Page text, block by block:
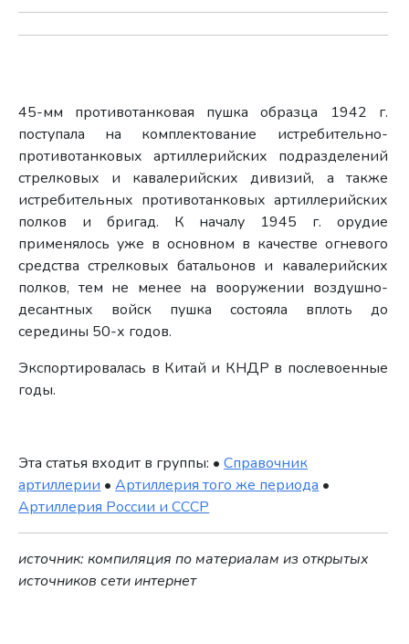
45-мм противотанковая пушка образца 1942 г.
поступала на комплектование истребительно-
противотанковых артиллерийских подразделений
стрелковых и кавалерийских дивизий, а также
истребительных противотанковых артиллерийских
полков и бригад. К началу 1945 г. орудие
применялось уже в основном в качестве огневого
средства стрелковых батальонов и кавалерийских
полков, тем не менее на вооружении воздушно-
десантных войск пушка состояла вплоть до
середины 50-х годов.
Экспортировалась в Китай и КНДР в послевоенные
годы.
Эта статья входит в группы: •Справочник
артиллерии •Артиллерия того же периода •
Артиллерия России и СССР
источник: компиляция по материалам из открытых
источников сети интернет